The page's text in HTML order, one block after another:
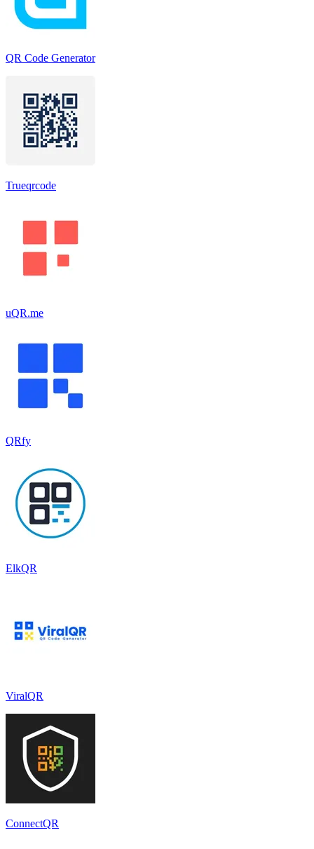
QR Code Generator
Trueqrcode
uQR.me
QRfy
ElkQR
ViralQR
ConnectQR